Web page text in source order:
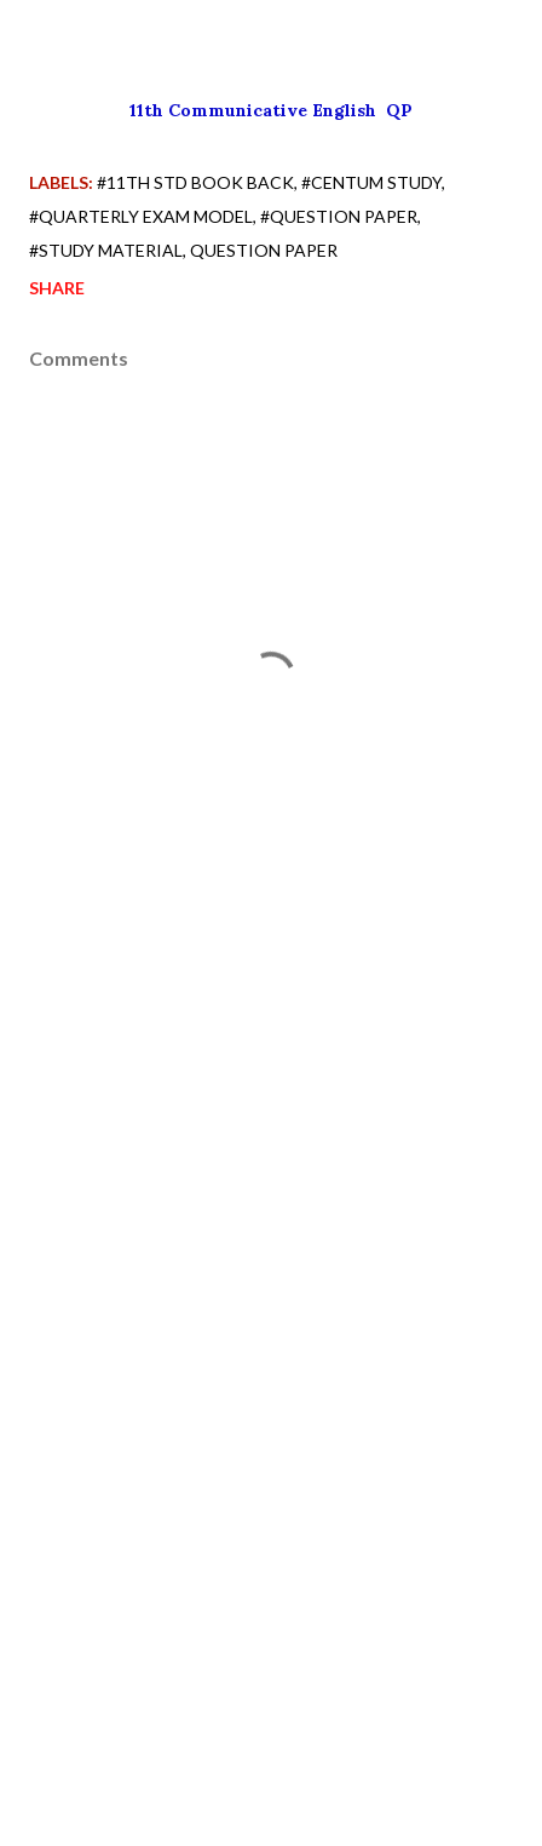
11th Communicative English QP
LABELS: #11TH STD BOOK BACK #CENTUM STUDY
#QUARTERLY EXAM MODEL #QUESTION PAPER
#STUDY MATERIAL QUESTION PAPER
SHARE
Comments